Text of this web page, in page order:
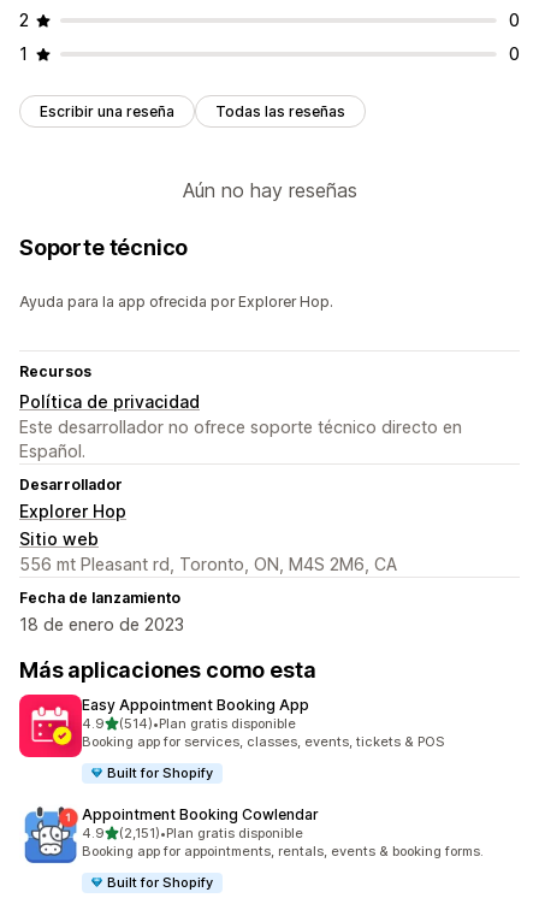
2
0
1
0
Escribir una reseña Todas las reseñas
Aún no hay reseñas
Soporte técnico
Ayuda para la app ofrecida por Explorer Hop.
Recursos
Política de privacidad
Este desarrollador no ofrece soporte técnico directo en
Español.
Desarrollador
Explorer Hop
Sitio web
556 mt Pleasant rd, Toronto, ON, M4S 2M6, CA
Fecha de lanzamiento
18 de enero de 2023
Más aplicaciones como esta
Easy Appointment Booking App
4.9de 5 estrellas
(514)
514 reseñas en total
•Plan gratis disponible
Booking app for services, classes, events, tickets & POS
Built for Shopify
Appointment Booking Cowlendar
4.9de 5 estrellas
(2,151)
2151 reseñas en total
•Plan gratis disponible
Booking app for appointments, rentals, events & booking forms.
Built for Shopify